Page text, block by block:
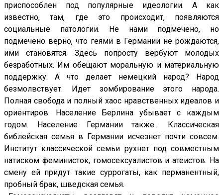
приспособлен под популярные идеологии. А как
известно, там, где это происходит, появляются
социальные патологии. Не нами подмечено, но
подмечено верно, что геями в Германии не рождаются,
ими становятся. Здесь попросту вербуют молодых
безработных. Им обещают моральную и материальную
поддержку. А что делает немецкий народ? Народ
безмолвствует. Идет зомбирование этого народа.
Полная свобода и полный хаос нравственных идеалов и
ориентиров. Население Берлина убывает с каждым
годом. Население Германии также... Классическая
библейская семья в Германии исчезнет почти совсем.
Институт классической семьи рухнет под совместным
натиском феминисток, гомосексуалистов и атеистов. На
смену ей придут такие суррогаты, как перманентный,
пробный брак, шведская семья.